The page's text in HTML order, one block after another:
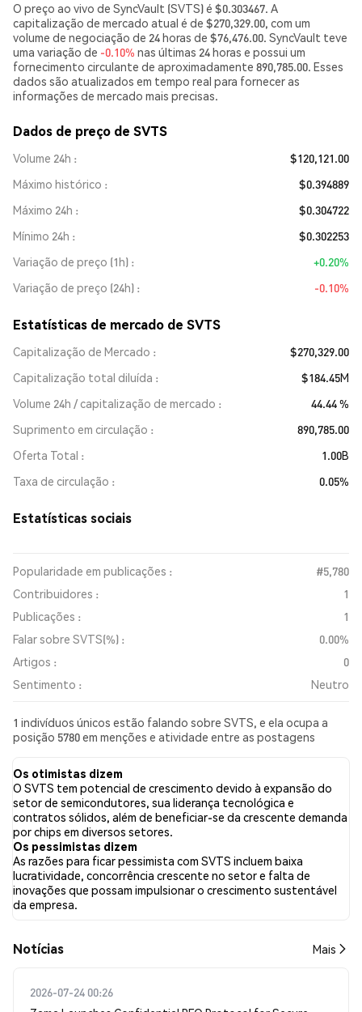
O preço ao vivo de SyncVault (SVTS) é $0.303467. A
capitalização de mercado atual é de $270,329.00, com um
volume de negociação de 24 horas de $76,476.00. SyncVault teve
uma variação de -0.10% nas últimas 24 horas e possui um
fornecimento circulante de aproximadamente 890,785.00. Esses
dados são atualizados em tempo real para fornecer as
informações de mercado mais precisas.
Dados de preço de SVTS
Volume 24h
$120,121.00
Máximo histórico
$0.394889
Máximo 24h
$0.304722
Mínimo 24h
$0.302253
Variação de preço (1h)
+0.20%
Variação de preço (24h)
-0.10%
Estatísticas de mercado de SVTS
Capitalização de Mercado
$270,329.00
Capitalização total diluída
$184.45M
Volume 24h / capitalização de mercado
44.44 %
Suprimento em circulação
890,785.00
Oferta Total
1.00B
Taxa de circulação
0.05%
Estatísticas sociais
Popularidade em publicações :
#5,780
Contribuidores :
1
Publicações :
1
Falar sobre SVTS(%) :
0.00%
Artigos :
0
Sentimento :
Neutro
1 indivíduos únicos estão falando sobre SVTS, e ela ocupa a
posição 5780 em menções e atividade entre as postagens
SVTS em todas as redes sociais foi Neutro. Por fim, foram
publicados 0 artigos de notícias sobre SVTS. No Twitter, 0.00%
dos tweets apresentaram um sentimento otimista em
comparação com 0.00% dos tweets com sentimento pessimista
sobre SVTS. 100.00% dos tweets foram neutros em relação a
SVTS. Esses sentimentos são baseados em 1 tweets.
Os otimistas dizem
O SVTS tem potencial de crescimento devido à expansão do
setor de semicondutores, sua liderança tecnológica e
contratos sólidos, além de beneficiar-se da crescente demanda
por chips em diversos setores.
Os pessimistas dizem
As razões para ficar pessimista com SVTS incluem baixa
lucratividade, concorrência crescente no setor e falta de
inovações que possam impulsionar o crescimento sustentável
da empresa.
​​Notícias​​ Mais
2026-07-24 00:26